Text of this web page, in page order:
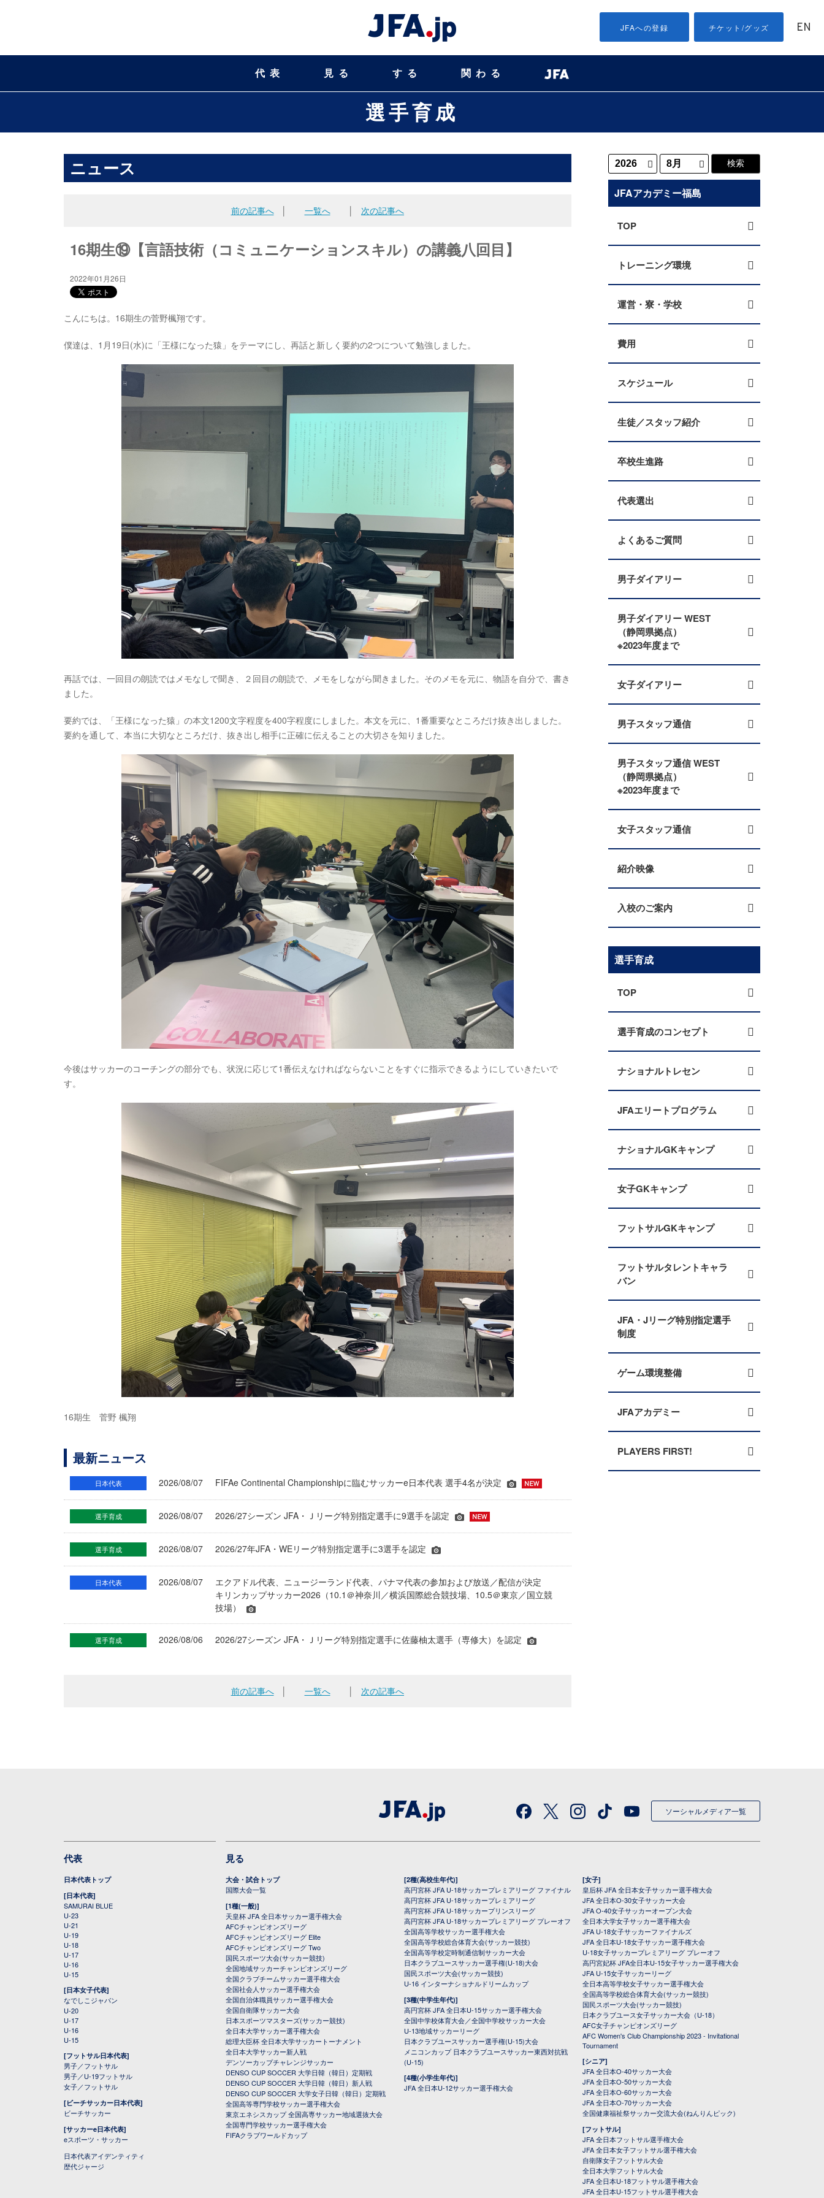
JFAへの登録 チケット/グッズ EN
代表 見る する 関わる
選手育成
ニュース
前の記事へ│ 一覧へ 次の記事へ
16期生⑲【言語技術（コミュニケーションスキル）の講義八回目】
2022年01月26日
こんにちは。16期生の菅野楓翔です。
僕達は、1月19日(水)に「王様になった猿」をテーマにし、再話と新しく要約の2つについて勉強しました。
再話では、一回目の朗読ではメモなしで聞き、２回目の朗読で、メモをしながら聞きました。そのメモを元に、物語を自分で、書き
ました。
要約では、「王様になった猿」の本文1200文字程度を400字程度にしました。本文を元に、1番重要なところだけ抜き出しました。
要約を通して、本当に大切なところだけ、抜き出し相手に正確に伝えることの大切さを知りました。
今後はサッカーのコーチングの部分でも、状況に応じて1番伝えなければならないことをすぐに指示できるようにしていきたいで
す。
16期生 菅野 楓翔
最新ニュース
日本代表 2026/08/07 FIFAe Continental Championshipに臨むサッカーe日本代表 選手4名が決定
選手育成 2026/08/07 2026/27シーズン JFA・Ｊリーグ特別指定選手に9選手を認定
選手育成 2026/08/07 2026/27年JFA・WEリーグ特別指定選手に3選手を認定
日本代表 2026/08/07
エクアドル代表、ニュージーランド代表、パナマ代表の参加および放送／配信が決定
キリンカップサッカー2026（10.1＠神奈川／横浜国際総合競技場、10.5＠東京／国立競
技場）
選手育成 2026/08/06 2026/27シーズン JFA・Ｊリーグ特別指定選手に佐藤柚太選手（専修大）を認定
前の記事へ│ 一覧へ 次の記事へ
JFAアカデミー福島
TOP
トレーニング環境
運営・寮・学校
費用
スケジュール
生徒／スタッフ紹介
卒校生進路
代表選出
よくあるご質問
男子ダイアリー
男子ダイアリー WEST
（静岡県拠点）
※2023年度まで
女子ダイアリー
男子スタッフ通信
男子スタッフ通信 WEST
（静岡県拠点）
※2023年度まで
女子スタッフ通信
紹介映像
入校のご案内
選手育成
TOP
選手育成のコンセプト
ナショナルトレセン
JFAエリートプログラム
ナショナルGKキャンプ
女子GKキャンプ
フットサルGKキャンプ
フットサルタレントキャラ
バン
JFA・Jリーグ特別指定選手
制度
ゲーム環境整備
JFAアカデミー
PLAYERS FIRST!
ソーシャルメディア一覧
代表
日本代表トップ
[日本代表]
SAMURAI BLUE
U-23
U-21
U-19
U-18
U-17
U-16
U-15
[日本女子代表]
なでしこジャパン
U-20
U-17
U-16
U-15
[フットサル日本代表]
男子／フットサル
男子／U-19フットサル
女子／フットサル
[ビーチサッカー日本代表]
ビーチサッカー
[サッカーe日本代表]
eスポーツ・サッカー
日本代表アイデンティティ
歴代ジャージ
見る
大会・試合トップ
国際大会一覧
[1種(一般)]
天皇杯 JFA 全日本サッカー選手権大会
AFCチャンピオンズリーグ
AFCチャンピオンズリーグ Elite
AFCチャンピオンズリーグ Two
国民スポーツ大会(サッカー競技)
全国地域サッカーチャンピオンズリーグ
全国クラブチームサッカー選手権大会
全国社会人サッカー選手権大会
全国自治体職員サッカー選手権大会
全国自衛隊サッカー大会
日本スポーツマスターズ(サッカー競技)
全日本大学サッカー選手権大会
総理大臣杯 全日本大学サッカートーナメント
全日本大学サッカー新人戦
デンソーカップチャレンジサッカー
DENSO CUP SOCCER 大学日韓（韓日）定期戦
DENSO CUP SOCCER 大学日韓（韓日）新人戦
DENSO CUP SOCCER 大学女子日韓（韓日）定期戦
全国高等専門学校サッカー選手権大会
東京エネシスカップ 全国高専サッカー地域選抜大会
全国専門学校サッカー選手権大会
FIFAクラブワールドカップ
[2種(高校生年代)]
高円宮杯 JFA U-18サッカープレミアリーグ ファイナル
高円宮杯 JFA U-18サッカープレミアリーグ
高円宮杯 JFA U-18サッカープリンスリーグ
高円宮杯 JFA U-18サッカープレミアリーグ プレーオフ
全国高等学校サッカー選手権大会
全国高等学校総合体育大会(サッカー競技)
全国高等学校定時制通信制サッカー大会
日本クラブユースサッカー選手権(U-18)大会
国民スポーツ大会(サッカー競技)
U-16 インターナショナルドリームカップ
[3種(中学生年代)]
高円宮杯 JFA 全日本U-15サッカー選手権大会
全国中学校体育大会／全国中学校サッカー大会
U-13地域サッカーリーグ
日本クラブユースサッカー選手権(U-15)大会
メニコンカップ 日本クラブユースサッカー東西対抗戦
(U-15)
[4種(小学生年代)]
JFA 全日本U-12サッカー選手権大会
[女子]
皇后杯 JFA 全日本女子サッカー選手権大会
JFA 全日本O-30女子サッカー大会
JFA O-40女子サッカーオープン大会
全日本大学女子サッカー選手権大会
JFA U-18女子サッカーファイナルズ
JFA 全日本U-18女子サッカー選手権大会
U-18女子サッカープレミアリーグ プレーオフ
高円宮妃杯 JFA全日本U-15女子サッカー選手権大会
JFA U-15女子サッカーリーグ
全日本高等学校女子サッカー選手権大会
全国高等学校総合体育大会(サッカー競技)
国民スポーツ大会(サッカー競技)
日本クラブユース女子サッカー大会（U-18）
AFC女子チャンピオンズリーグ
AFC Women's Club Championship 2023 - Invitational
Tournament
[シニア]
JFA 全日本O-40サッカー大会
JFA 全日本O-50サッカー大会
JFA 全日本O-60サッカー大会
JFA 全日本O-70サッカー大会
全国健康福祉祭サッカー交流大会(ねんりんピック)
[フットサル]
JFA 全日本フットサル選手権大会
JFA 全日本女子フットサル選手権大会
自衛隊女子フットサル大会
全日本大学フットサル大会
JFA 全日本U-18フットサル選手権大会
JFA 全日本U-15フットサル選手権大会